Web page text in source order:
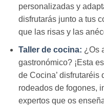
personalizadas y
disfrutarás junto a tus
que las risas y las
Taller de cocina: ¿Os
gastronómico? ¡Esta
de Cocina’ disfrutaréis
rodeados de fogones,
expertos que os